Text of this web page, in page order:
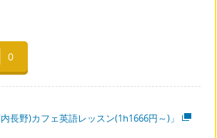
0
長野)カフェ英語レッスン(1h1666円～)」